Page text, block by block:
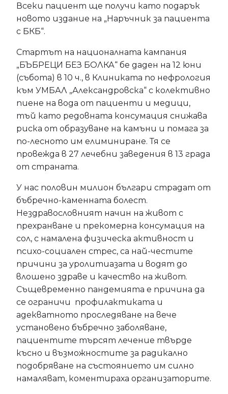
Всеки пациент ще получи като подарък
новото издание на „Наръчник за пациента
с БКБ“.
Стартът на националната кампания
„БЪБРЕЦИ БЕЗ БОЛКА“ бе даден на 12 юни
(събота) в 10 ч., в Клиниката по нефрология
към УМБАЛ „Александровска“ с колективно
пиене на вода от пациенти и медици,
тъй като редовната консумация снижава
риска от образуване на камъни и помага за
по-лесното им елиминиране. Тя се
провежда в 27 лечебни заведения в 13 града
от страната.
У нас половин милион българи страдат от
бъбречно-каменната болест.
Нездравословният начин на живот с
прехранване и прекомерна консумация на
сол, с намалена физическа активност и
психо-социален стрес, са най-честите
причини за уролитиазата и водят до
влошено здраве и качество на живот.
Същевременно пандемията е причина да
се ограничи профилактиката и
адекватното проследяване на вече
установено бъбречно заболяване,
пациентите търсят лечение твърде
късно и възможностите за радикално
подобряване на състоянието им силно
намаляват, коментираха организаторите.